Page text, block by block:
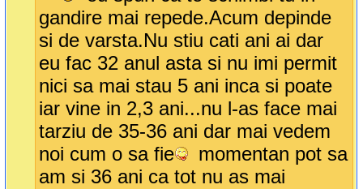
gandire mai repede.Acum depinde
si de varsta.Nu stiu cati ani ai dar
eu fac 32 anul asta si nu imi permit
nici sa mai stau 5 ani inca si poate
iar vine in 2,3 ani...nu l-as face mai
tarziu de 35-36 ani dar mai vedem
noi cum o sa fie
momentan pot sa
am si 36 ani ca tot nu as mai